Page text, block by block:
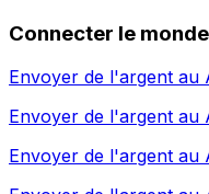
Connecter le monde
Envoyer de l'argent au
Envoyer de l'argent au
Envoyer de l'argent au